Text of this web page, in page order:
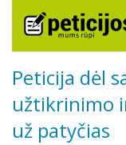
Peticija dėl
užtikrinimo
už patyčias